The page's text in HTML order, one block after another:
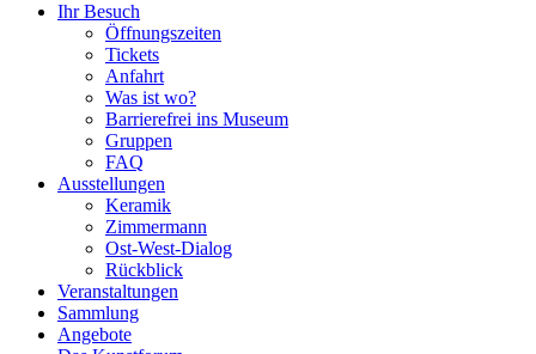
Ihr Besuch
Öffnungszeiten
Tickets
Anfahrt
Was ist wo?
Barrierefrei ins Museum
Gruppen
FAQ
Ausstellungen
Keramik
Zimmermann
Ost-West-Dialog
Rückblick
Veranstaltungen
Sammlung
Angebote